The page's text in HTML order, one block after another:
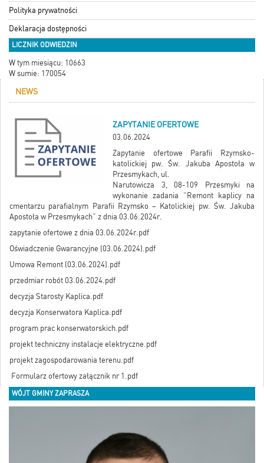
Polityka prywatności
Deklaracja dostępności
LICZNIK ODWIEDZIN
W tym miesiącu: 10663
W sumie: 170054
NEWS
ZAPYTANIE OFERTOWE
03.06.2024
Zapytanie ofertowe Parafii Rzymsko-
katolickiej pw. Św. Jakuba Apostoła w
Przesmykach, ul.
Narutowicza 3, 08-109 Przesmyki na
wykonanie zadania “Remont kaplicy na
cmentarzu parafialnym Parafii Rzymsko – Katolickiej pw. Św. Jakuba
Apostoła w Przesmykach” z dnia 03.06.2024r.
zapytanie ofertowe z dnia 03.06.2024r.pdf
Oświadczenie Gwarancyjne (03.06.2024).pdf
Umowa Remont (03.06.2024).pdf
przedmiar robót 03.06.2024.pdf
decyzja Starosty Kaplica.pdf
decyzja Konserwatora Kaplica.pdf
program prac konserwatorskich.pdf
projekt techniczny instalacje elektryczne.pdf
projekt zagospodarowania terenu.pdf
Formularz ofertowy załącznik nr 1.pdf
WÓJT GMINY ZAPRASZA